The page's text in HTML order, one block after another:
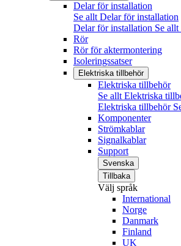
Delar för installation
Se allt Delar för installation
Delar för installation Se allt
Rör
Rör för aktermontering
Isoleringssatser
Elektriska tillbehör
Elektriska tillbehör
Se allt Elektriska
Elektriska tillbehör
Komponenter
Strömkablar
Signalkablar
Support
Svenska
Tillbaka
Välj språk
International
Norge
Danmark
Finland
UK